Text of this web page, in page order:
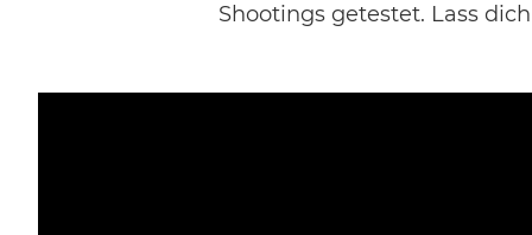
Shootings getestet. Lass